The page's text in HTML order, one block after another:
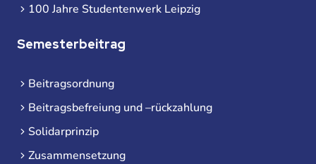
100 Jahre Studentenwerk Leipzig
Semesterbeitrag
Beitragsordnung
Beitragsbefreiung und –rückzahlung
Solidarprinzip
Zusammensetzung